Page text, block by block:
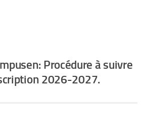
Procédure à suivre
2026-2027.